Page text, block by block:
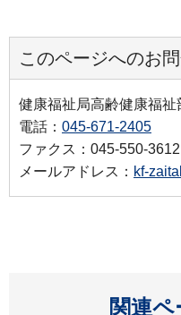
このページへのお
健康福祉局高齢健康福
電話： 045-671-2405
ファクス：045-550-3612
メールアドレス： kf-
関連